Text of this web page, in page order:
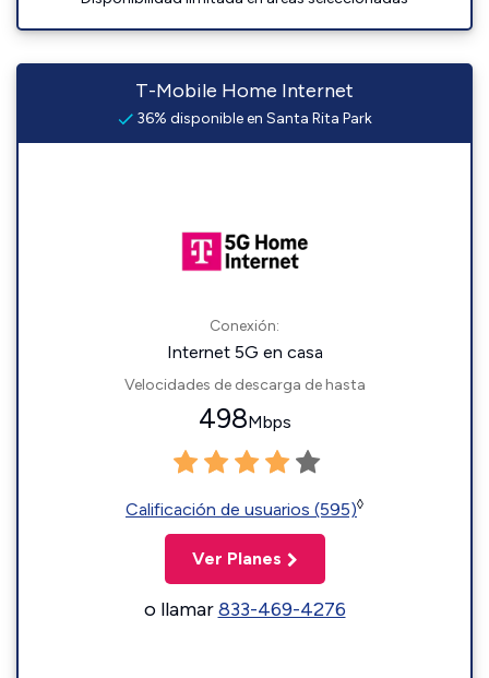
T-Mobile Home Internet
36% disponible en Santa Rita Park
Conexión:
Internet 5G en casa
Velocidades de descarga de hasta
498Mbps
Calificación de usuarios (595)◊
Ver Planes
o llamar833-469-4276